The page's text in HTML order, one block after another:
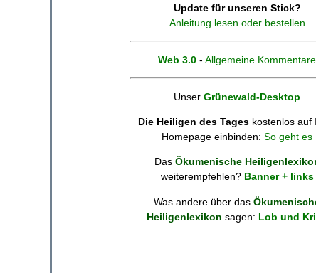
Update für unseren Stick?
Anleitung lesen oder bestellen
Web 3.0 - Allgemeine Kommentare
Unser Grünewald-Desktop
Die Heiligen des Tages kostenlos auf
Homepage einbinden: So geht es
Das Ökumenische
weiterempfehlen? Banner + links
Was andere über das
Heiligenlexikon sagen: Lob und